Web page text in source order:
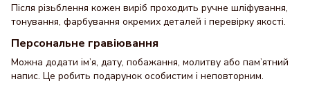
Після різьблення кожен виріб проходить ручне шліфування,
тонування, фарбування окремих деталей і перевірку якості.
Персональне гравіювання
Можна додати ім’я, дату, побажання, молитву або пам’ятний
напис. Це робить подарунок особистим і неповторним.